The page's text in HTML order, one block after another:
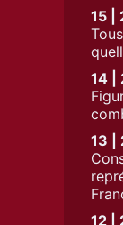
15 |
14 |
13 |
12 |